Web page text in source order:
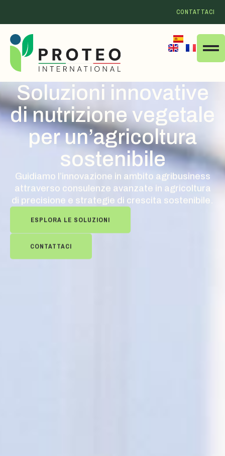
CONTATTACI
Soluzioni innovative
di nutrizione vegetale
per un’agricoltura
sostenibile
Guidiamo l’innovazione in ambito agribusiness
attraverso consulenze avanzate in agricoltura
di precisione e strategie di crescita sostenibile.
ESPLORA LE SOLUZIONI
CONTATTACI